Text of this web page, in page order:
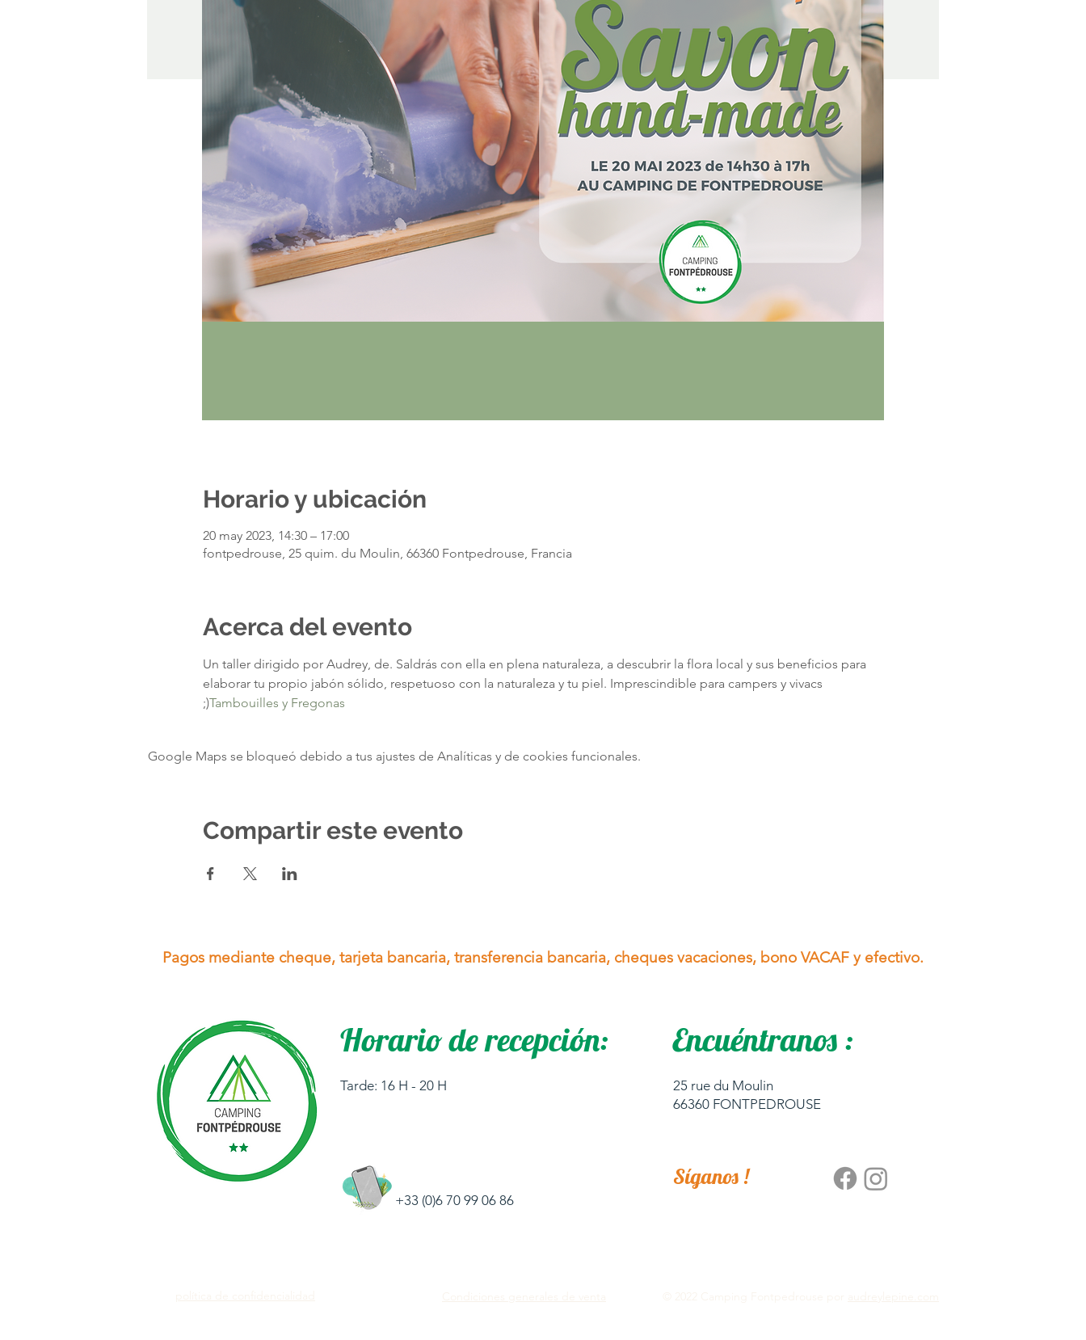
Horario y ubicación
20 may 2023, 14:30 – 17:00
fontpedrouse, 25 quim. du Moulin, 66360 Fontpedrouse, Francia
Acerca del evento
Un taller dirigido por Audrey, de. Saldrás con ella en plena naturaleza, a descubrir la flora local y sus beneficios para
elaborar tu propio jabón sólido, respetuoso con la naturaleza y tu piel. Imprescindible para campers y vivacs
;)Tambouilles y Fregonas
Google Maps se bloqueó debido a tus ajustes de Analíticas y de cookies funcionales.
Compartir este evento
Pagos mediante cheque, tarjeta bancaria, transferencia bancaria, cheques vacaciones, bono VACAF y efectivo.
Horario de recepción:
Tarde: 16 H - 20 H
+33 (0)6 70 99 06 86
Encuéntranos :
25 rue du Moulin
66360 FONTPEDROUSE
Síganos !